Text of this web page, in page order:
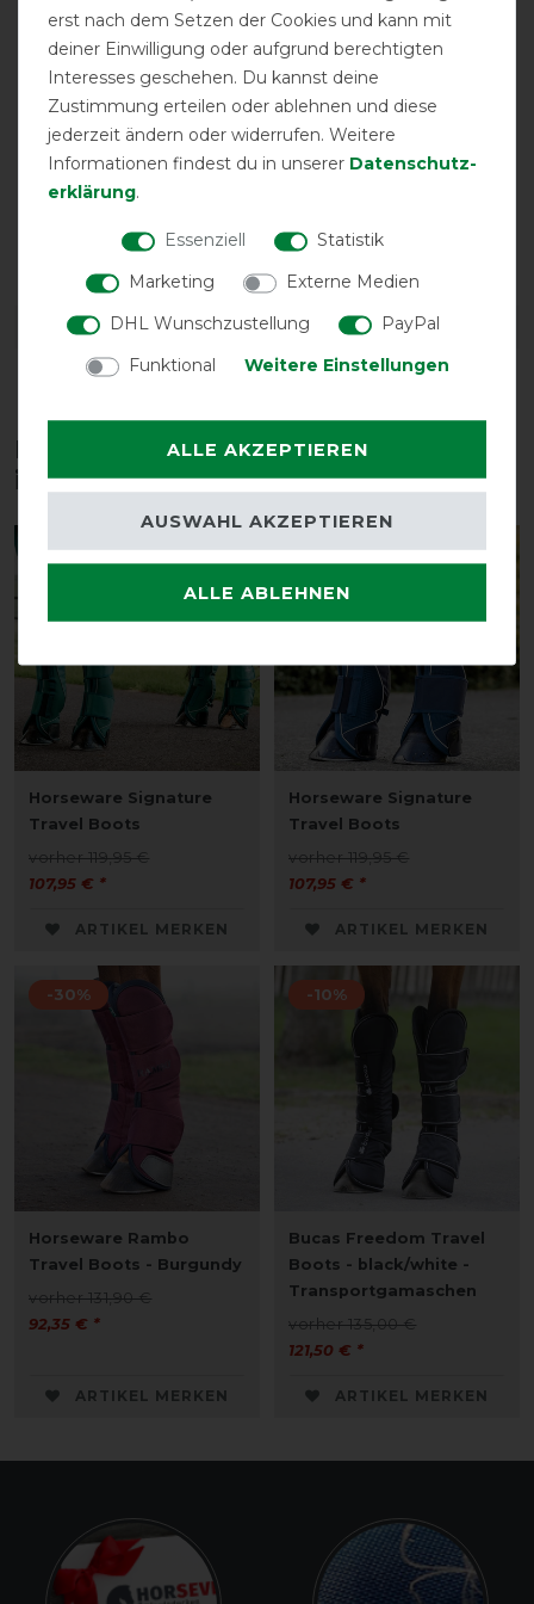
atmungsaktiv
DETAILS ZUR PRODUKTSICHERHEIT
Diese Produkte könnten dich auch
interessieren
-10%
Horseware Signature
Travel Boots
vorher 119,95 €
107,95 € *
ARTIKEL MERKEN
-10%
Horseware Signature
Travel Boots
vorher 119,95 €
107,95 € *
ARTIKEL MERKEN
-30%
Horseware Rambo
Travel Boots - Burgundy
vorher 131,90 €
92,35 € *
ARTIKEL MERKEN
-10%
Bucas Freedom Travel
Boots - black/white -
Transportgamaschen
vorher 135,00 €
121,50 € *
ARTIKEL MERKEN
erst nach dem Setzen der Cookies und kann mit
deiner Einwilligung oder aufgrund berechtigten
Interesses geschehen. Du kannst deine
Zustimmung erteilen oder ablehnen und diese
jederzeit ändern oder widerrufen. Weitere
Informationen findest du in unserer Daten­schutz­
erklärung.
Essenziell
Statistik
Marketing
Externe Medien
DHL Wunschzustellung
PayPal
Funktional
Weitere Einstellungen
ALLE AKZEPTIEREN
ALLE ABLEHNEN
AUSWAHL AKZEPTIEREN